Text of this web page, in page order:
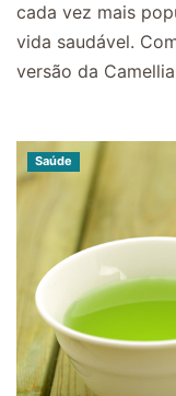
cada vez mais
vida saudável.
versão da
Saúde